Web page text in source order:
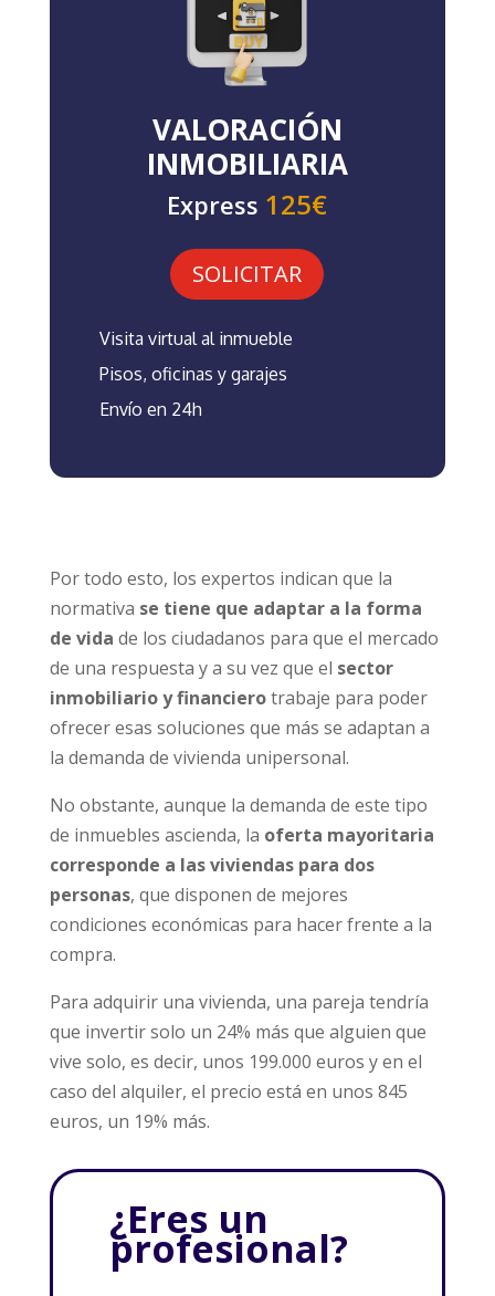
VALORACIÓN
INMOBILIARIA
Express 125€
SOLICITAR
Visita virtual al inmueble
Pisos, oficinas y garajes
Envío en 24h
Por todo esto, los expertos indican que la
normativa se tiene que adaptar a la forma
de vida de los ciudadanos para que el mercado
de una respuesta y a su vez que el sector
inmobiliario y financierotrabaje para poder
ofrecer esas soluciones que más se adaptan a
la demanda de vivienda unipersonal.
No obstante, aunque la demanda de este tipo
de inmuebles ascienda, la oferta mayoritaria
corresponde a las viviendas para dos
personas, que disponen de mejores
condiciones económicas para hacer frente a la
compra.
Para adquirir una vivienda, una pareja tendría
que invertir solo un 24% más que alguien que
vive solo, es decir, unos 199.000 euros y en el
caso del alquiler, el precio está en unos 845
euros, un 19% más.
¿Eres un
profesional?